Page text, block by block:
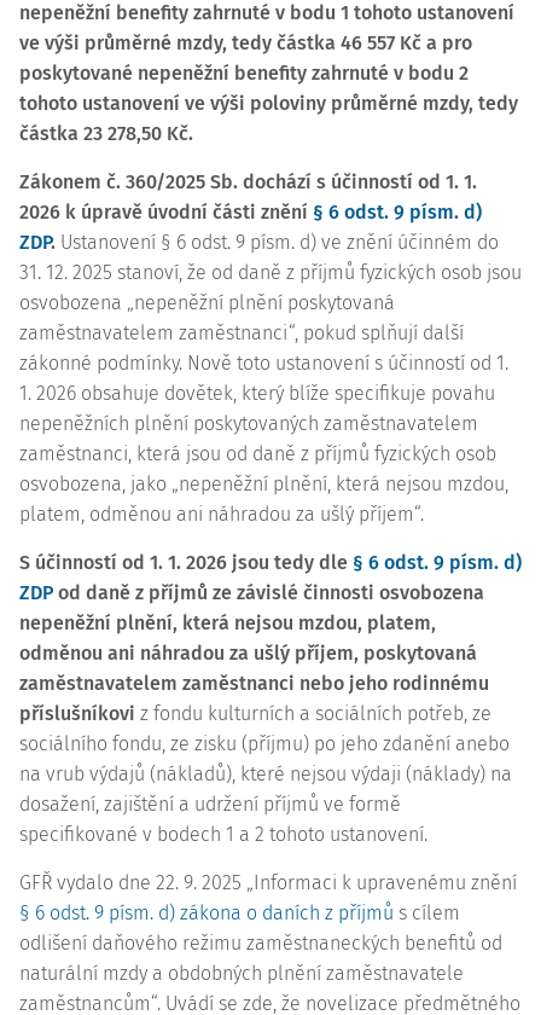
nepeněžní benefity zahrnuté v bodu 1 tohoto ustanovení
ve výši průměrné mzdy, tedy částka 46 557 Kč a pro
poskytované nepeněžní benefity zahrnuté v bodu 2
tohoto ustanovení ve výši poloviny průměrné mzdy, tedy
částka 23 278,50 Kč.
Zákonem č. 360/2025 Sb. dochází s účinností od 1. 1.
2026 k úpravě úvodní části znění § 6 odst. 9 písm. d)
ZDP. Ustanovení § 6 odst. 9 písm. d) ve znění účinném do
31. 12. 2025 stanoví, že od daně z příjmů fyzických osob jsou
osvobozena „nepeněžní plnění poskytovaná
zaměstnavatelem zaměstnanci“, pokud splňují další
zákonné podmínky. Nově toto ustanovení s účinností od 1.
1. 2026 obsahuje dovětek, který blíže specifikuje povahu
nepeněžních plnění poskytovaných zaměstnavatelem
zaměstnanci, která jsou od daně z příjmů fyzických osob
osvobozena, jako „nepeněžní plnění, která nejsou mzdou,
platem, odměnou ani náhradou za ušlý příjem“.
S účinností od 1. 1. 2026 jsou tedy dle § 6 odst. 9 písm. d)
ZDP od daně z příjmů ze závislé činnosti osvobozena
nepeněžní plnění, která nejsou mzdou, platem,
odměnou ani náhradou za ušlý příjem, poskytovaná
zaměstnavatelem zaměstnanci nebo jeho rodinnému
příslušníkovi z fondu kulturních a sociálních potřeb, ze
sociálního fondu, ze zisku (příjmu) po jeho zdanění anebo
na vrub výdajů (nákladů), které nejsou výdaji (náklady) na
dosažení, zajištění a udržení příjmů ve formě
specifikované v bodech 1 a 2 tohoto ustanovení.
GFŘ vydalo dne 22. 9. 2025 „Informaci k upravenému znění
§ 6 odst. 9 písm. d) zákona o daních z příjmů s cílem
odlišení daňového režimu zaměstnaneckých benefitů od
naturální mzdy a obdobných plnění zaměstnavatele
zaměstnancům“. Uvádí se zde, že novelizace předmětného